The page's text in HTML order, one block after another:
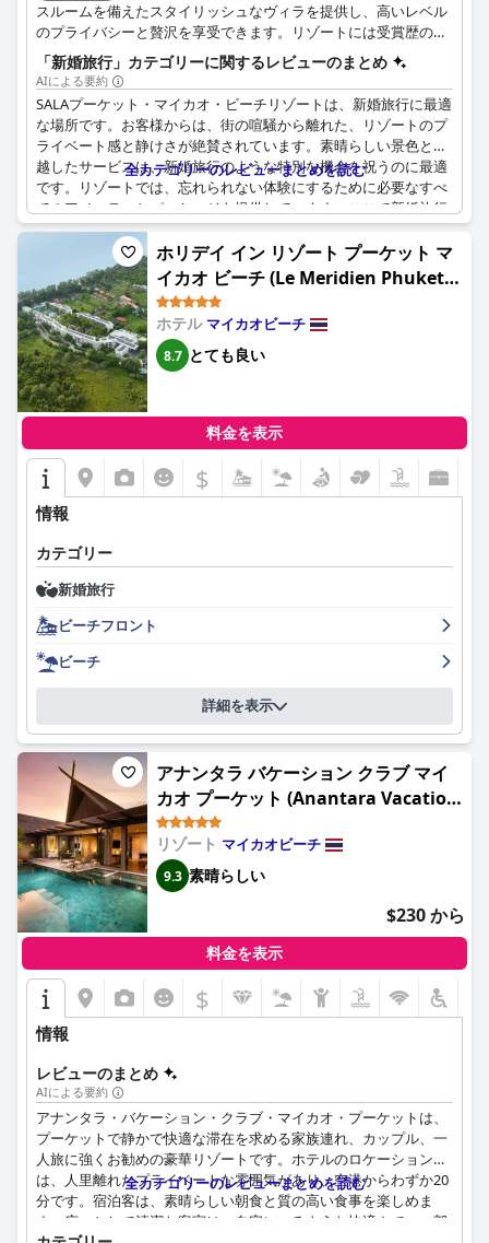
スルームを備えたスタイリッシュなヴィラを提供し、高いレベル
のプライバシーと贅沢を享受できます。リゾートには受賞歴のあ
るスパと行き届いたサービスがあり、リラックスしてロマンチッ
クなハネムーンに最適です。
「新婚旅行」カテゴリーに関するレビューのまとめ
AIによる要約
SALAプーケット・マイカオ・ビーチリゾートは、新婚旅行に最適
な場所です。お客様からは、街の喧騒から離れた、リゾートのプ
ライベート感と静けさが絶賛されています。素晴らしい景色と卓
越したサービスは、新婚旅行のような特別な機会を祝うのに最適
です。リゾートでは、忘れられない体験にするために必要なすべ
てのアメニティとパッケージを提供しています。ここで新婚旅行
を祝った満足されたお客様から、強くお勧めされています。SALA
プーケット・マイカオ・ビーチリゾート様、新婚旅行のお祝いを
本当に思い出深いものにしていただき、ありがとうございます。
全カテゴリーのレビューまとめを読む
ホリデイ イン リゾート プーケット マ
イカオ ビーチ (Le Meridien Phuket
Mai Khao Beach Resort)
ホテル マイカオビーチ
8.7 とても良い
料金を表示
$
情報
カテゴリー
新婚旅行
ビーチフロント
ビーチ
詳細を表示
アナンタラ バケーション クラブ マイ
カオ プーケット (Anantara Vacation
Club Mai Khao Phuket)
リゾート マイカオビーチ
9.3 素晴らしい
$230 から
料金を表示
$
情報
レビューのまとめ
AIによる要約
アナンタラ・バケーション・クラブ・マイカオ・プーケットは、
プーケットで静かで快適な滞在を求める家族連れ、カップル、一
人旅に強くお勧めの豪華リゾートです。ホテルのロケーション
は、人里離れたプライベートな雰囲気があり、空港からわずか20
分です。宿泊客は、素晴らしい朝食と質の高い食事を楽しめま
す。広々として清潔な客室は、自宅にいるような快適さで、一部
全カテゴリーのレビューまとめを読む